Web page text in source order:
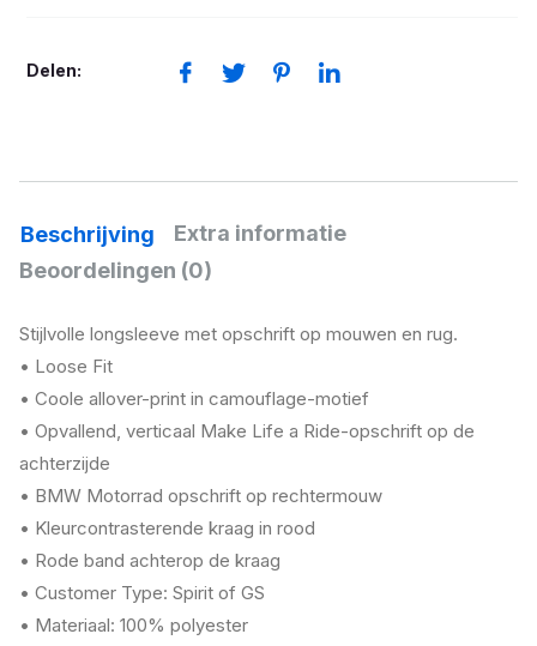
Delen:
Beschrijving
Extra informatie
Beoordelingen (0)
Stijlvolle longsleeve met opschrift op mouwen en rug.
• Loose Fit
• Coole allover-print in camouflage-motief
• Opvallend, verticaal Make Life a Ride-opschrift op de
achterzijde
• BMW Motorrad opschrift op rechtermouw
• Kleurcontrasterende kraag in rood
• Rode band achterop de kraag
• Customer Type: Spirit of GS
• Materiaal: 100% polyester